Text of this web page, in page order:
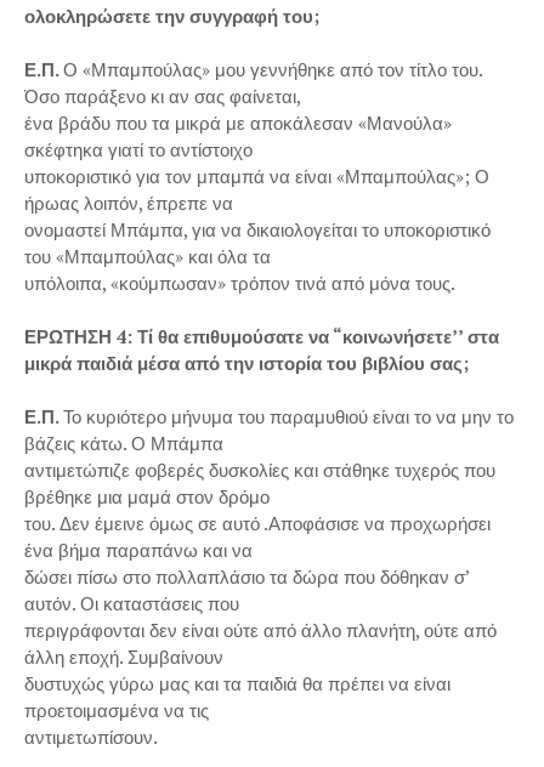
ολοκληρώσετε την συγγραφή του;
Ε.Π.Ο «Μπαμπούλας» μου γεννήθηκε από τον τίτλο του.
Όσο παράξενο κι αν σας φαίνεται,
ένα βράδυ που τα μικρά με αποκάλεσαν «Μανούλα»
σκέφτηκα γιατί το αντίστοιχο
υποκοριστικό για τον μπαμπά να είναι «Μπαμπούλας»; Ο
ήρωας λοιπόν, έπρεπε να
ονομαστεί Μπάμπα, για να δικαιολογείται το υποκοριστικό
του «Μπαμπούλας» και όλα τα
υπόλοιπα, «κούμπωσαν» τρόπον τινά από μόνα τους.
ΕΡΩΤΗΣΗ 4: Τί θα επιθυμούσατε να “κοινωνήσετε’’ στα
μικρά παιδιά μέσα από την ιστορία του βιβλίου σας;
Ε.Π.Το κυριότερο μήνυμα του παραμυθιού είναι το να μην το
βάζεις κάτω. Ο Μπάμπα
αντιμετώπιζε φοβερές δυσκολίες και στάθηκε τυχερός που
βρέθηκε μια μαμά στον δρόμο
του. Δεν έμεινε όμως σε αυτό .Αποφάσισε να προχωρήσει
ένα βήμα παραπάνω και να
δώσει πίσω στο πολλαπλάσιο τα δώρα που δόθηκαν σ’
αυτόν. Οι καταστάσεις που
περιγράφονται δεν είναι ούτε από άλλο πλανήτη, ούτε από
άλλη εποχή. Συμβαίνουν
δυστυχώς γύρω μας και τα παιδιά θα πρέπει να είναι
προετοιμασμένα να τις
αντιμετωπίσουν.